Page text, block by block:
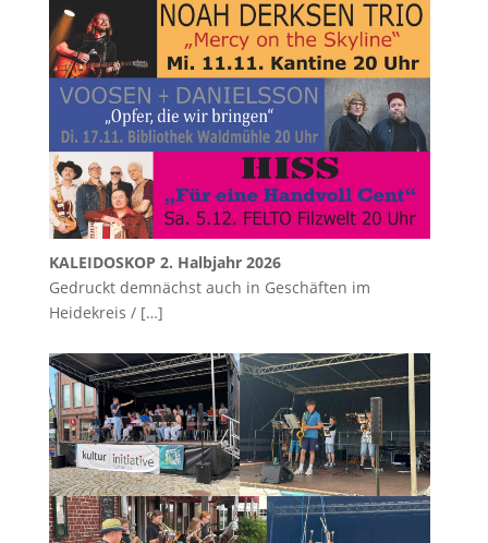
KALEIDOSKOP 2. Halbjahr 2026
Gedruckt demnächst auch in Geschäften im
Heidekreis / […]